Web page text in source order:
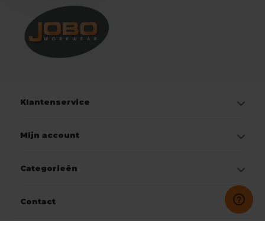
Klantenservice
Mijn account
Categorieën
Contact